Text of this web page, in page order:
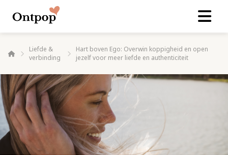
Liefde &
verbinding
Hart boven Ego: Overwin koppigheid en open
jezelf voor meer liefde en authenticiteit